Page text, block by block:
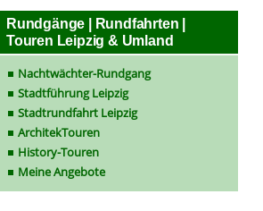
Rundgänge | Rundfahrten |
Touren Leipzig & Umland
Nachtwächter-Rundgang
Stadtführung Leipzig
Stadtrundfahrt Leipzig
ArchitekTouren
History-Touren
Meine Angebote